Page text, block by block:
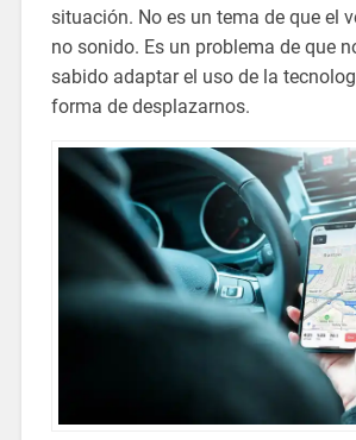
situación. No es un tema de que el
no sonido. Es un problema de que
sabido adaptar el uso de la
forma de desplazarnos.